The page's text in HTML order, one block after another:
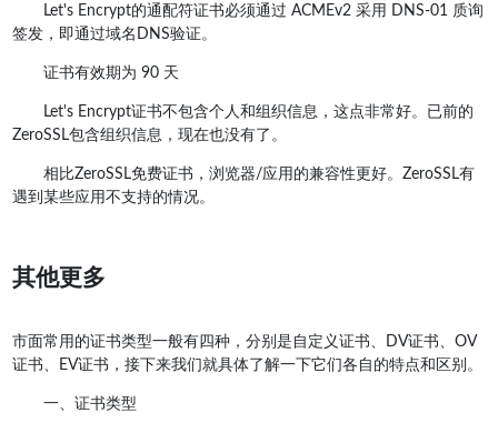
Let's Encrypt的通配符证书必须通过 ACMEv2 采用 DNS-01 质询
签发，即通过域名DNS验证。
证书有效期为 90 天
Let's Encrypt证书不包含个人和组织信息，这点非常好。已前的
ZeroSSL包含组织信息，现在也没有了。
相比ZeroSSL免费证书，浏览器/应用的兼容性更好。ZeroSSL有
遇到某些应用不支持的情况。
其他更多
市面常用的证书类型一般有四种，分别是自定义证书、DV证书、OV
证书、EV证书，接下来我们就具体了解一下它们各自的特点和区别。
一、证书类型